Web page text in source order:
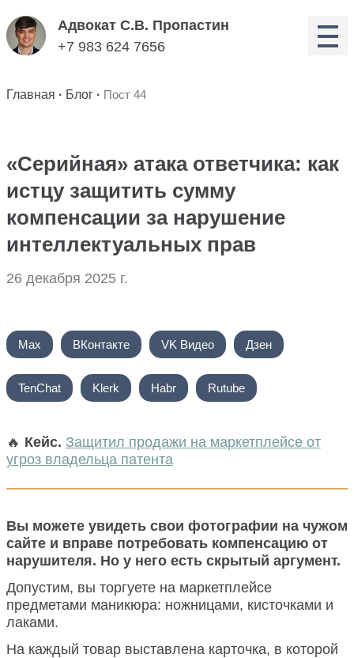
Адвокат С.В. Пропастин
+7 983 624 7656
Главная · Блог · Пост 44
«Серийная» атака ответчика: как
истцу защитить сумму
компенсации за нарушение
интеллектуальных прав
26 декабря 2025 г.
🔥 Кейс. Защитил продажи на маркетплейсе от
угроз владельца патента
Вы можете увидеть свои фотографии на чужом
сайте и вправе потребовать компенсацию от
нарушителя. Но у него есть скрытый аргумент.
Допустим, вы торгуете на маркетплейсе
предметами маникюра: ножницами, кисточками и
лаками.
На каждый товар выставлена карточка, в которой
Max ВКонтакте VK Видео Дзен
TenChat Klerk Habr Rutube